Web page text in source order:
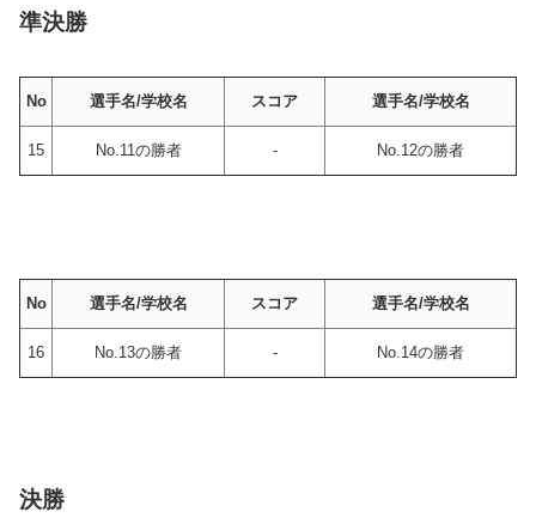
準決勝
No 選手名/学校名 スコア 選手名/学校名
15 No.11の勝者 - No.12の勝者
No 選手名/学校名 スコア 選手名/学校名
16 No.13の勝者 - No.14の勝者
決勝